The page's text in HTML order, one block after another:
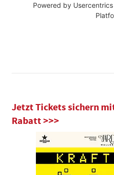
Powered by
Jetzt Tickets sichern
Rabatt >>>